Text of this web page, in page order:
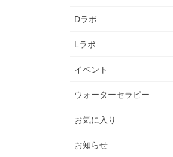
Dラボ
Lラボ
イベント
ウォーターセラピー
お気に入り
お知らせ